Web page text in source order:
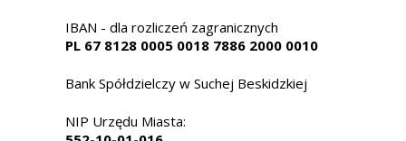
IBAN - dla rozliczeń zagranicznych
PL 67 8128 0005 0018 7886 2000 0010
Bank Spółdzielczy w Suchej Beskidzkiej
NIP Urzędu Miasta: